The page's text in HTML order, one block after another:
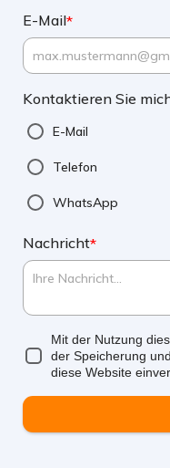
E-Mail*
Kontaktieren Sie
E-Mail
Telefon
WhatsApp
Nachricht*
Mit der Nutzung
der Speicherung
diese Website